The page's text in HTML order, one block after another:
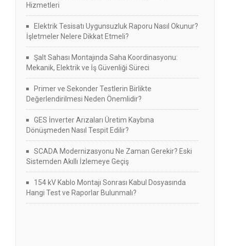
Hizmetleri
Elektrik Tesisatı Uygunsuzluk Raporu Nasıl Okunur?
İşletmeler Nelere Dikkat Etmeli?
Şalt Sahası Montajında Saha Koordinasyonu:
Mekanik, Elektrik ve İş Güvenliği Süreci
Primer ve Sekonder Testlerin Birlikte
Değerlendirilmesi Neden Önemlidir?
GES İnverter Arızaları Üretim Kaybına
Dönüşmeden Nasıl Tespit Edilir?
SCADA Modernizasyonu Ne Zaman Gerekir? Eski
Sistemden Akıllı İzlemeye Geçiş
154 kV Kablo Montajı Sonrası Kabul Dosyasında
Hangi Test ve Raporlar Bulunmalı?